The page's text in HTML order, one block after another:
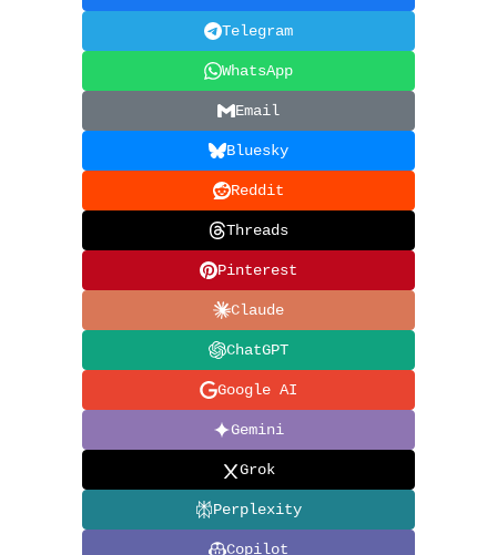
Telegram
WhatsApp
Email
Bluesky
Reddit
Threads
Pinterest
Claude
ChatGPT
Google AI
Gemini
Grok
Perplexity
Copilot